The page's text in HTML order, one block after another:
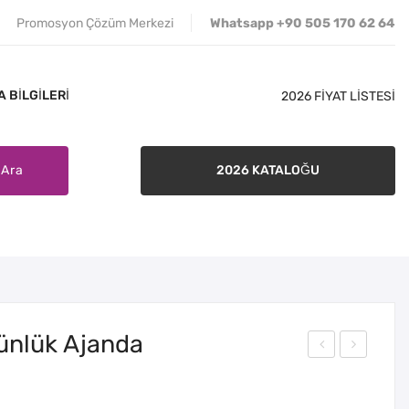
Promosyon Çözüm Merkezi Whatsapp +90 505 170 62 64
BILGILERI 2026 FİYAT LİSTESİ
Ara 2026 KATALOĞU
Ajanda